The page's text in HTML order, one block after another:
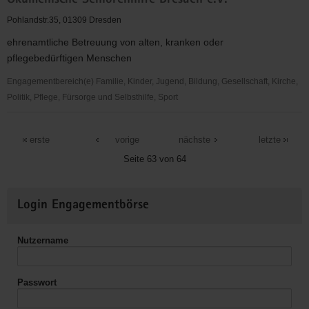
Dresden
V.
Pohlandstr.35, 01309 Dresden
ehrenamtliche Betreuung von alten, kranken oder
pflegebedürftigen Menschen
Engagementbereich(e) Familie, Kinder, Jugend, Bildung, Gesellschaft, Kirche,
Politik, Pflege, Fürsorge und Selbsthilfe, Sport
Seniorenhilfe
erste
vorige
Seite 63 von 64
nächste letzte
Informationen
Login Engagementbörse
Nutzername
Passwort